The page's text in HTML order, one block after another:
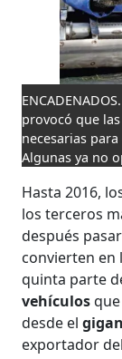
provocó que
necesarias
Algunas ya no
Hasta 2016,
los terceros
después
convierten en
quinta parte
vehículos
desde el
exportador